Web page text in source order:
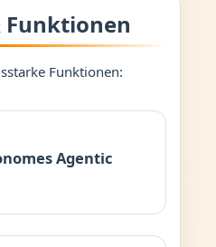
Funktionen
Funktionen:
Agentic